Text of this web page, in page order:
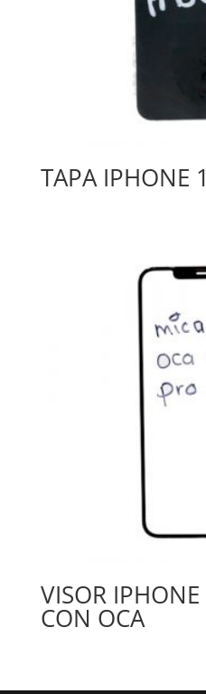
TAPA IPHONE
VISOR
CON OCA